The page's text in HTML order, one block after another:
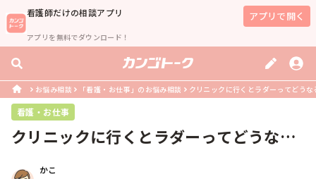
看護師だけの相談アプリ
アプリを無料でダウンロード！
アプリで開く
お悩み相談 「看護・お仕事」のお悩み相談 クリニックに行くとラダーってどう
看護・お仕事
クリニックに行くとラダーってどうなる
かこ